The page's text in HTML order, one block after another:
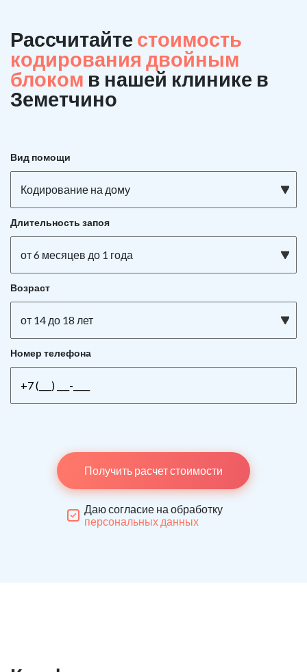
Рассчитайте стоимость
кодирования двойным
блоком в нашей клинике в
Земетчино
Вид помощи
Кодирование на дому
Длительность запоя
от 6 месяцев до 1 года
Возраст
от 14 до 18 лет
Номер телефона
Получить расчет стоимости
Даю согласие на обработку
персональных данных